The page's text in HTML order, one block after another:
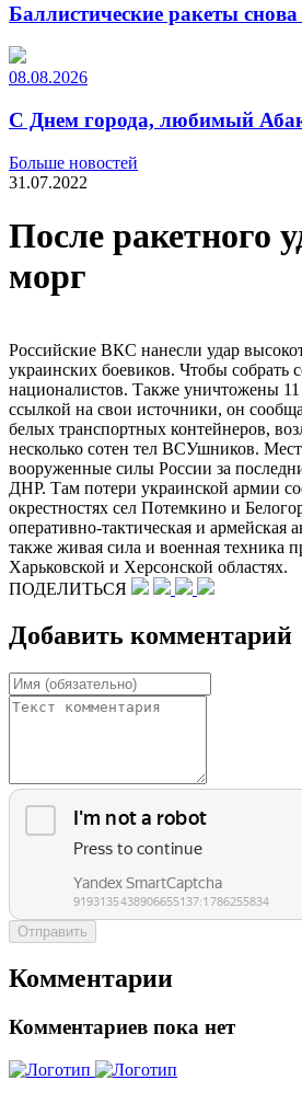
Баллистические ракеты
08.08.2026
С Днем города, любимый
Больше новостей
31.07.2022
После ракетного
морг
Российские ВКС нанесли удар
украинских боевиков. Чтобы собрать
националистов. Также уничтожены
ссылкой на свои источники, он
белых транспортных контейнеров,
несколько сотен тел ВСУшников.
вооруженные силы России за
ДНР. Там потери украинской армии
окрестностях сел Потемкино и
оперативно-​тактическая и
также живая сила и военная техника
Харьковской и Херсонской областях.
ПОДЕЛИТЬСЯ
Добавить комментарий
Отправить
Комментарии
Комментариев пока нет